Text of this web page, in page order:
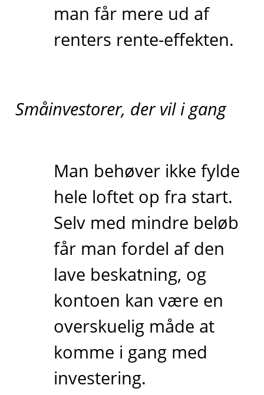
man får mere ud af
renters rente-effekten.
Småinvestorer, der vil i gang
Man behøver ikke fylde
hele loftet op fra start.
Selv med mindre beløb
får man fordel af den
lave beskatning, og
kontoen kan være en
overskuelig måde at
komme i gang med
investering.